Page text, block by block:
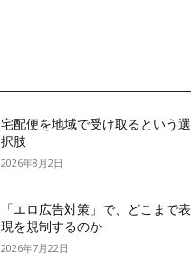
宅配便を地域で受け取るという選
択肢
2026年8月2日
「エロ広告対策」で、どこまで表
現を規制するのか
2026年7月22日